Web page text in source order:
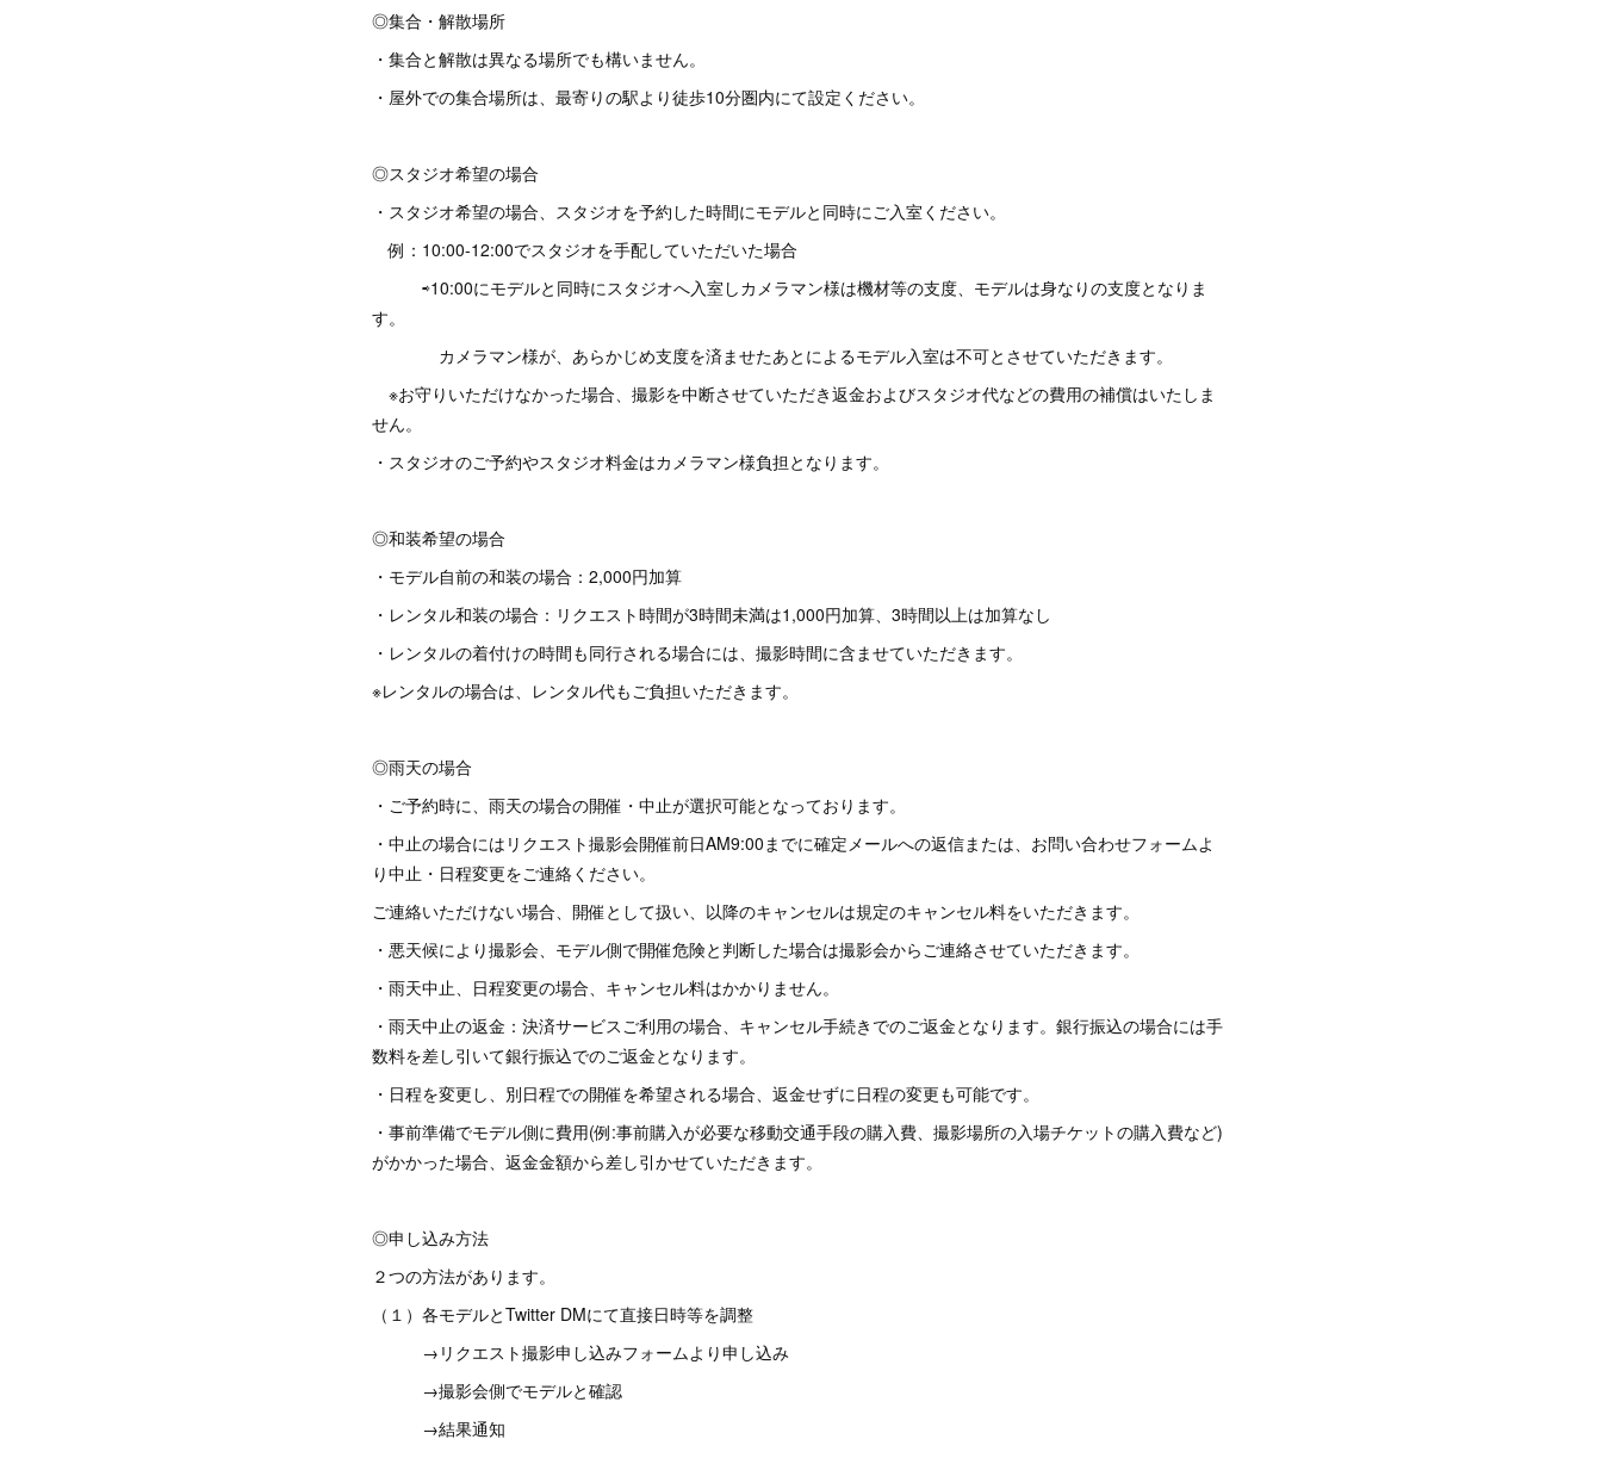
◎集合・解散場所
・集合と解散は異なる場所でも構いません。
・屋外での集合場所は、最寄りの駅より徒歩10分圏内にて設定ください。
◎スタジオ希望の場合
・スタジオ希望の場合、スタジオを予約した時間にモデルと同時にご入室ください。
例：10:00-12:00でスタジオを手配していただいた場合
⇨10:00にモデルと同時にスタジオへ入室しカメラマン様は機材等の支度、モデルは身なりの支度となりま
す。
カメラマン様が、あらかじめ支度を済ませたあとによるモデル入室は不可とさせていただきます。
※お守りいただけなかった場合、撮影を中断させていただき返金およびスタジオ代などの費用の補償はいたしま
せん。
・スタジオのご予約やスタジオ料金はカメラマン様負担となります。
◎和装希望の場合
・モデル自前の和装の場合：2,000円加算
・レンタル和装の場合：リクエスト時間が3時間未満は1,000円加算、3時間以上は加算なし
・レンタルの着付けの時間も同行される場合には、撮影時間に含ませていただきます。
※レンタルの場合は、レンタル代もご負担いただきます。
◎雨天の場合
・ご予約時に、雨天の場合の開催・中止が選択可能となっております。
・中止の場合にはリクエスト撮影会開催前日AM9:00までに確定メールへの返信または、お問い合わせフォームよ
り中止・日程変更をご連絡ください。
ご連絡いただけない場合、開催として扱い、以降のキャンセルは規定のキャンセル料をいただきます。
・悪天候により撮影会、モデル側で開催危険と判断した場合は撮影会からご連絡させていただきます。
・雨天中止、日程変更の場合、キャンセル料はかかりません。
・雨天中止の返金：決済サービスご利用の場合、キャンセル手続きでのご返金となります。銀行振込の場合には手
数料を差し引いて銀行振込でのご返金となります。
・日程を変更し、別日程での開催を希望される場合、返金せずに日程の変更も可能です。
・事前準備でモデル側に費用(例:事前購入が必要な移動交通手段の購入費、撮影場所の入場チケットの購入費など)
がかかった場合、返金金額から差し引かせていただきます。
◎申し込み方法
２つの方法があります。
（１）各モデルとTwitter DMにて直接日時等を調整
→リクエスト撮影申し込みフォームより申し込み
→撮影会側でモデルと確認
→結果通知